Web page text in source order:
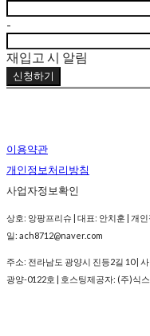
-
재입고 시 알림
신청하기
이용약관
개인정보처리방침
사업자정보확인
상호: 앙팡프리슈 | 대표: 안치훈 | 개
일: ach8712@naver.com
주소: 전라남도 광양시 진등2길 10 |
광양-0122호 | 호스팅제공자: (주)식